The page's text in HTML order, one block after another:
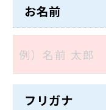
お名前
フリガナ